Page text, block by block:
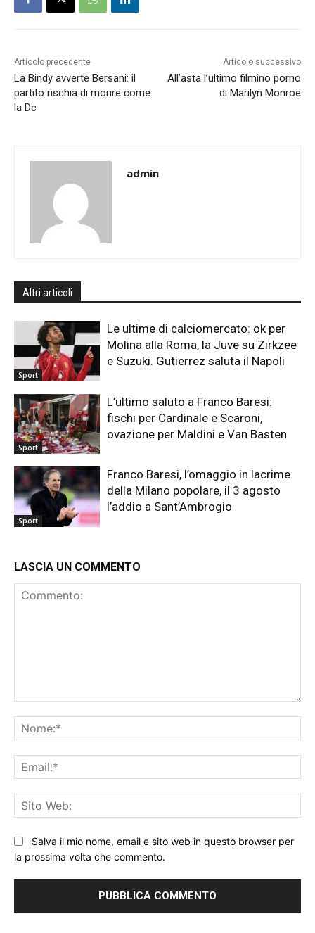
Articolo precedente
La Bindy avverte Bersani: il
partito rischia di morire come
la Dc
Articolo successivo
All’asta l’ultimo filmino porno
di Marilyn Monroe
admin
Altri articoli
Sport
Le ultime di calciomercato: ok per
Molina alla Roma, la Juve su Zirkzee
e Suzuki. Gutierrez saluta il Napoli
Sport
L’ultimo saluto a Franco Baresi:
fischi per Cardinale e Scaroni,
ovazione per Maldini e Van Basten
Sport
Franco Baresi, l’omaggio in lacrime
della Milano popolare, il 3 agosto
l’addio a Sant’Ambrogio
LASCIA UN COMMENTO
Salva il mio nome, email e sito web in questo browser per
la prossima volta che commento.